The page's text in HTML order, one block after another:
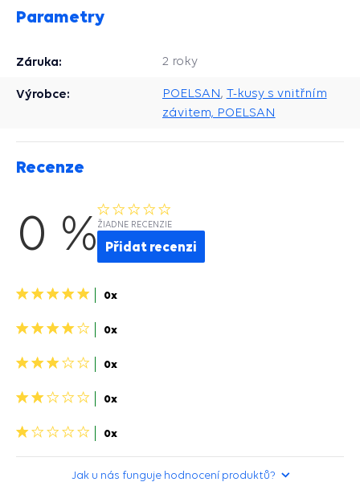
Parametry
Záruka: 2 roky
Výrobce: POELSAN, T-kusy s vnitřním
závitem, POELSAN
Recenze
0 % ŽIADNE RECENZIE
Přidat recenzi
5
0x
4
0x
3
0x
2
0x
1
0x
Jak u nás funguje hodnocení produktů?